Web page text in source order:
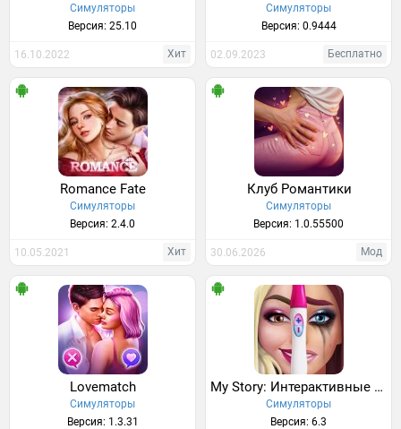
Симуляторы
Версия: 25.10
16.10.2022 Хит
Симуляторы
Версия: 0.9444
02.09.2023 Бесплатно
Romance Fate
Симуляторы
Версия: 2.4.0
10.05.2021 Хит
Клуб Романтики
Симуляторы
Версия: 1.0.55500
30.06.2026 Мод
Lovematch
Симуляторы
Версия: 1.3.31
My Story: Интерактивные истории
Симуляторы
Версия: 6.3